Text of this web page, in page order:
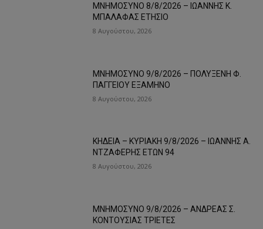
ΜΝΗΜΟΣΥΝΟ 8/8/2026 – ΙΩΑΝΝΗΣ Κ.
ΜΠΑΛΑΦΑΣ ΕΤΗΣΙΟ
8 Αυγούστου, 2026
ΜΝΗΜΟΣΥΝΟ 9/8/2026 – ΠΟΛΥΞΕΝΗ Φ.
ΠΑΓΓΕΙΟΥ ΕΞΑΜΗΝΟ
8 Αυγούστου, 2026
ΚΗΔΕΙΑ – ΚΥΡΙΑΚΗ 9/8/2026 – ΙΩΑΝΝΗΣ Α.
ΝΤΖΑΦΕΡΗΣ ΕΤΩΝ 94
8 Αυγούστου, 2026
ΜΝΗΜΟΣΥΝΟ 9/8/2026 – ΑΝΔΡΕΑΣ Σ.
ΚΟΝΤΟΥΣΙΑΣ ΤΡΙΕΤΕΣ